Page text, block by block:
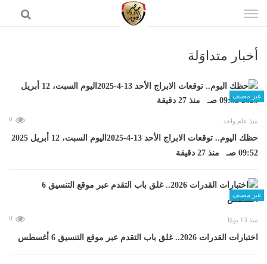
الى
أخبار متداوَلة
غير مصنف
منذ عام واحد 0
حظك اليوم.. توقعات الابراج الأحد 13-4-2025اليوم السبت، 12 أبريل 2025
09:52 صـ منذ 27 دقيقة
غير مصنف
منذ 13 يومًا 0
اختبارات القدرات 2026.. غلق باب التقدم عبر موقع التنسيق 6 أغسطس